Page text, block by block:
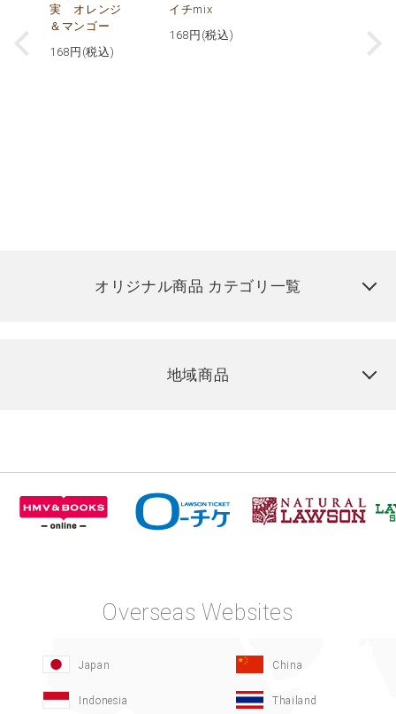
実 オレンジ
＆マンゴー
168 円(税込)
イチmix
168 円(税込)
オリジナル商品 カテゴリ一覧
地域商品
Overseas Websites
Japan China
Indonesia Thailand